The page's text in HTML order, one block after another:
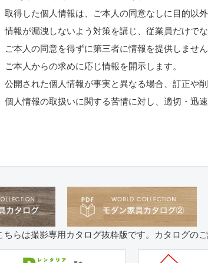
取得した個人情報は、ご本人の同意なしに目的以外
情報が漏洩しないよう対策を講じ、従業員だけで
ご本人の同意を得ずに第三者に情報を提供しません
ご本人からの求めに応じ情報を開示します。
公開された個人情報が事実と異なる場合、訂正や削
個人情報の取扱いに関する苦情に対し、適切・迅速
らは撮影専用カタログ抜粋版です。カタログの